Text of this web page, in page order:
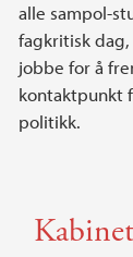
alle sampol-
fagkritisk
jobbe for å
kontaktpunkt
politikk.